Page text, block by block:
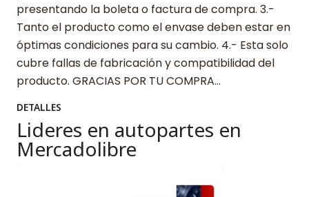
presentando la boleta o factura de compra. 3.-
Tanto el producto como el envase deben estar en
óptimas condiciones para su cambio. 4.- Esta solo
cubre fallas de fabricación y compatibilidad del
producto. GRACIAS POR TU COMPRA…
DETALLES
Lideres en autopartes en
Mercadolibre